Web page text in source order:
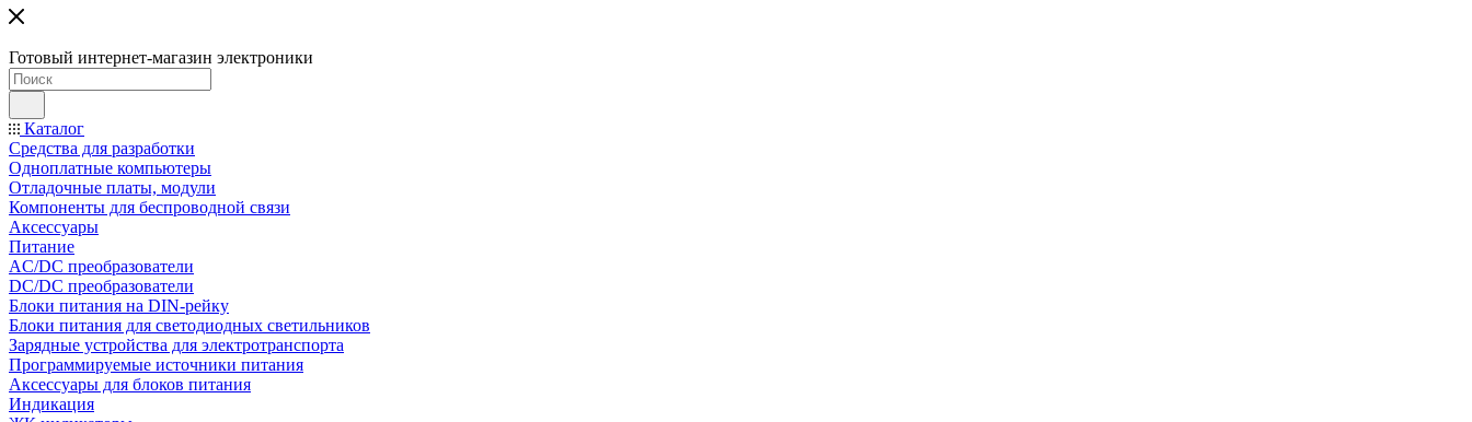
Готовый интернет-магазин электроники
Каталог
Средства для разработки
Одноплатные компьютеры
Отладочные платы, модули
Компоненты для беспроводной связи
Аксессуары
Питание
AC/DC преобразователи
DC/DC преобразователи
Блоки питания на DIN-рейку
Блоки питания для светодиодных светильников
Зарядные устройства для электротранспорта
Программируемые источники питания
Аксессуары для блоков питания
Индикация